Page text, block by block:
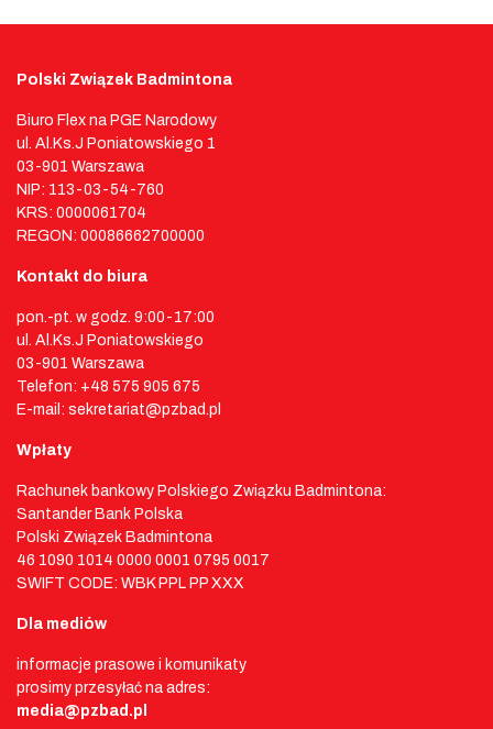
Polski Związek Badmintona
Biuro Flex na PGE Narodowy
ul. Al.Ks.J Poniatowskiego 1
03-901 Warszawa
NIP: 113-03-54-760
KRS: 0000061704
REGON: 00086662700000
Kontakt do biura
pon.-pt. w godz. 9:00-17:00
ul. Al.Ks.J Poniatowskiego
03-901 Warszawa
Telefon: +48 575 905 675
E-mail: sekretariat@pzbad.pl
Wpłaty
Rachunek bankowy Polskiego Związku Badmintona:
Santander Bank Polska
Polski Związek Badmintona
46 1090 1014 0000 0001 0795 0017
SWIFT CODE: WBK PPL PP XXX
Dla mediów
informacje prasowe i komunikaty
prosimy przesyłać na adres:
media@pzbad.pl